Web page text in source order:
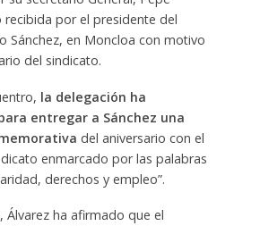
recibida por el presidente del
Sánchez, en Moncloa con motivo
del sindicato.
la delegación ha
entregar a Sánchez una
del aniversario con el
enmarcado por las palabras
derechos y empleo”.
Álvarez ha afirmado que el